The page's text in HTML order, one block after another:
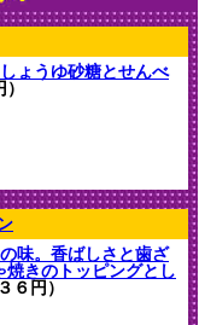
ょうゆ砂糖とせんべ
味。香ばしさと歯ざ
きのトッピングとし
６円）